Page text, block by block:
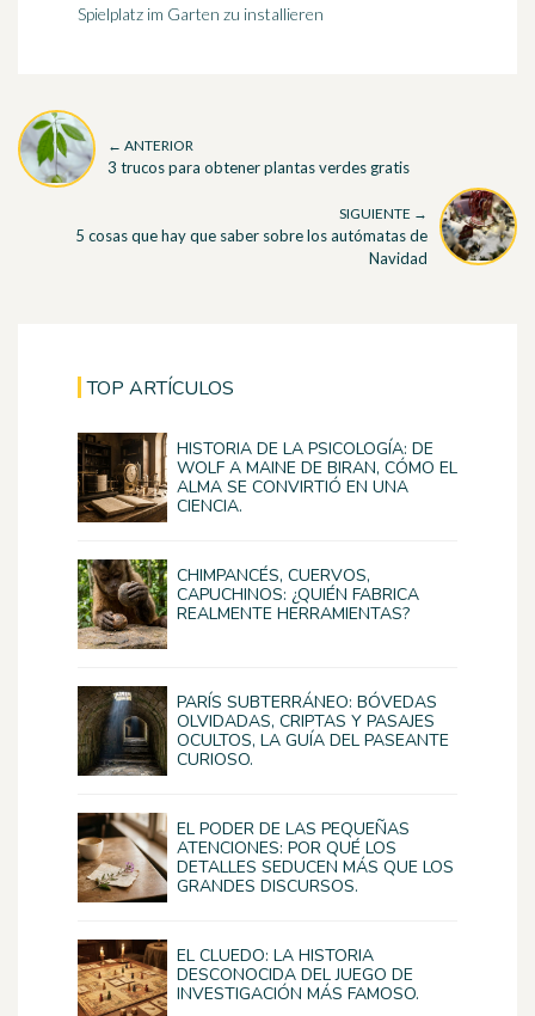
Spielplatz im Garten zu installieren
← ANTERIOR
3 trucos para obtener plantas verdes gratis
SIGUIENTE →
5 cosas que hay que saber sobre los autómatas de
Navidad
TOP ARTÍCULOS
HISTORIA DE LA PSICOLOGÍA: DE
WOLF A MAINE DE BIRAN, CÓMO EL
ALMA SE CONVIRTIÓ EN UNA
CIENCIA.
CHIMPANCÉS, CUERVOS,
CAPUCHINOS: ¿QUIÉN FABRICA
REALMENTE HERRAMIENTAS?
PARÍS SUBTERRÁNEO: BÓVEDAS
OLVIDADAS, CRIPTAS Y PASAJES
OCULTOS, LA GUÍA DEL PASEANTE
CURIOSO.
EL PODER DE LAS PEQUEÑAS
ATENCIONES: POR QUÉ LOS
DETALLES SEDUCEN MÁS QUE LOS
GRANDES DISCURSOS.
EL CLUEDO: LA HISTORIA
DESCONOCIDA DEL JUEGO DE
INVESTIGACIÓN MÁS FAMOSO.